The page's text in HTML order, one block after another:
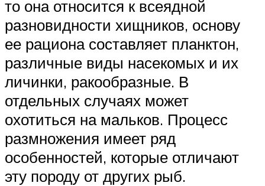
то она относится к всеядной
разновидности хищников, основу
ее рациона составляет планктон,
различные виды насекомых и их
личинки, ракообразные. В
отдельных случаях может
охотиться на мальков. Процесс
размножения имеет ряд
особенностей, которые отличают
эту породу от других рыб.